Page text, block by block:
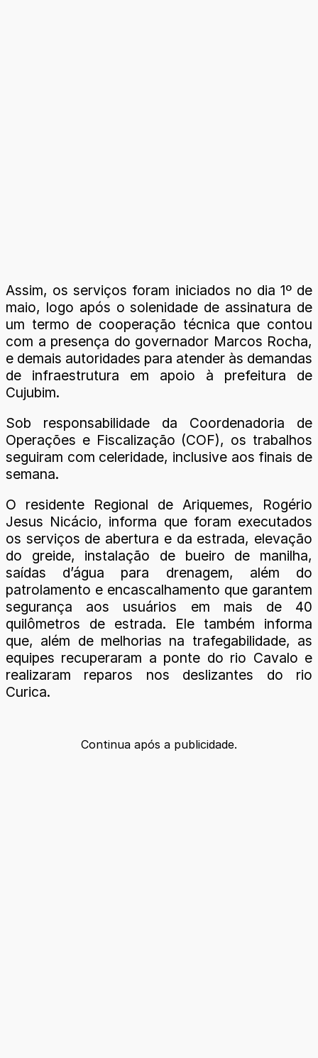
Assim, os serviços foram iniciados no dia 1º de
maio, logo após o solenidade de assinatura de
um termo de cooperação técnica que contou
com a presença do governador Marcos Rocha,
e demais autoridades para atender às demandas
de infraestrutura em apoio à prefeitura de
Cujubim.
Sob responsabilidade da Coordenadoria de
Operações e Fiscalização (COF), os trabalhos
seguiram com celeridade, inclusive aos finais de
semana.
O residente Regional de Ariquemes, Rogério
Jesus Nicácio, informa que foram executados
os serviços de abertura e da estrada, elevação
do greide, instalação de bueiro de manilha,
saídas d’água para drenagem, além do
patrolamento e encascalhamento que garantem
segurança aos usuários em mais de 40
quilômetros de estrada. Ele também informa
que, além de melhorias na trafegabilidade, as
equipes recuperaram a ponte do rio Cavalo e
realizaram reparos nos deslizantes do rio
Curica.
Continua após a publicidade.